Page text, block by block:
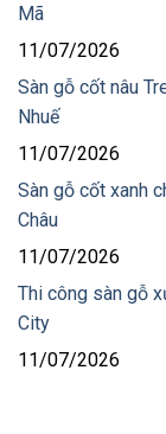
Mã
11/07/2026
Sàn gỗ cốt nâu
Nhuế
11/07/2026
Sàn gỗ cốt xanh
Châu
11/07/2026
Thi công sàn gỗ
City
11/07/2026